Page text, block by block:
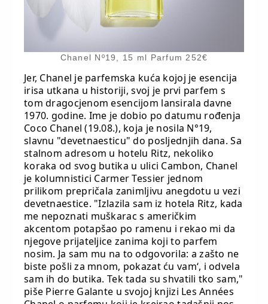
Chanel Nº19, 15 ml Parfum 252€
Jer, Chanel je parfemska kuća kojoj je esencija
irisa utkana u historiji, svoj je prvi parfem s
tom dragocjenom esencijom lansirala davne
1970. godine. Ime je dobio po datumu rođenja
Coco Chanel (19.08.), koja je nosila N°19,
slavnu "devetnaesticu" do posljednjih dana. Sa
stalnom adresom u hotelu Ritz, nekoliko
koraka od svog butika u ulici Cambon, Chanel
je kolumnistici Carmer Tessier jednom
prilikom prepričala zanimljivu anegdotu u vezi
devetnaestice. "Izlazila sam iz hotela Ritz, kada
me nepoznati muškarac s američkim
akcentom potapšao po ramenu i rekao mi da
njegove prijateljice zanima koji to parfem
nosim. Ja sam mu na to odgovorila: a zašto ne
biste pošli za mnom, pokazat ću vam‘, i odvela
sam ih do butika. Tek tada su shvatili tko sam,"
piše Pierre Galante u svojoj knjizi Les Années